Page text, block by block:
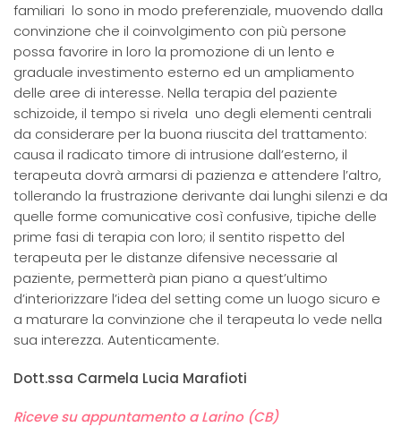
familiari lo sono in modo preferenziale, muovendo dalla
convinzione che il coinvolgimento con più persone
possa favorire in loro la promozione di un lento e
graduale investimento esterno ed un ampliamento
delle aree di interesse. Nella terapia del paziente
schizoide, il tempo si rivela uno degli elementi centrali
da considerare per la buona riuscita del trattamento:
causa il radicato timore di intrusione dall’esterno, il
terapeuta dovrà armarsi di pazienza e attendere l’altro,
tollerando la frustrazione derivante dai lunghi silenzi e da
quelle forme comunicative così confusive, tipiche delle
prime fasi di terapia con loro; il sentito rispetto del
terapeuta per le distanze difensive necessarie al
paziente, permetterà pian piano a quest’ultimo
d’interiorizzare l’idea del setting come un luogo sicuro e
a maturare la convinzione che il terapeuta lo vede nella
sua interezza. Autenticamente.
Dott.ssa Carmela Lucia Marafioti
Riceve su appuntamento a Larino (CB)